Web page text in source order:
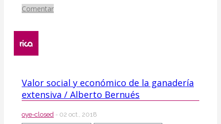
Comentar
Valor social y económico de la ganadería
extensiva / Alberto Bernués
oye-closed - 02 oct., 2018